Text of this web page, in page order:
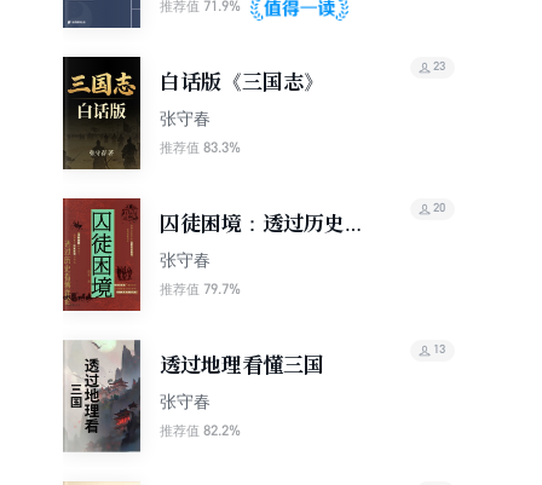
推荐值 71.9%
白话版《三国志》
张守春
推荐值 83.3%
23
囚徒困境：透过历史看
懂博弈论
张守春
推荐值 79.7%
20
透过地理看懂三国
张守春
推荐值 82.2%
13